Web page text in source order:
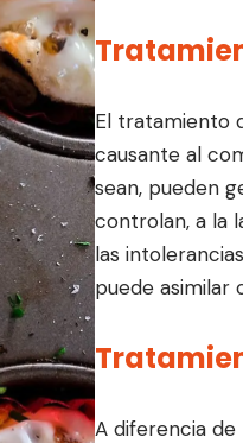
El tratamiento
causante al
sean, pueden
controlan, a la
las
puede asimilar
A diferencia de